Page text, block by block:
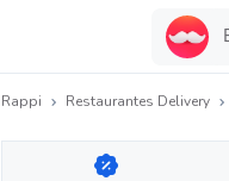
Rappi Restaurantes Delivery